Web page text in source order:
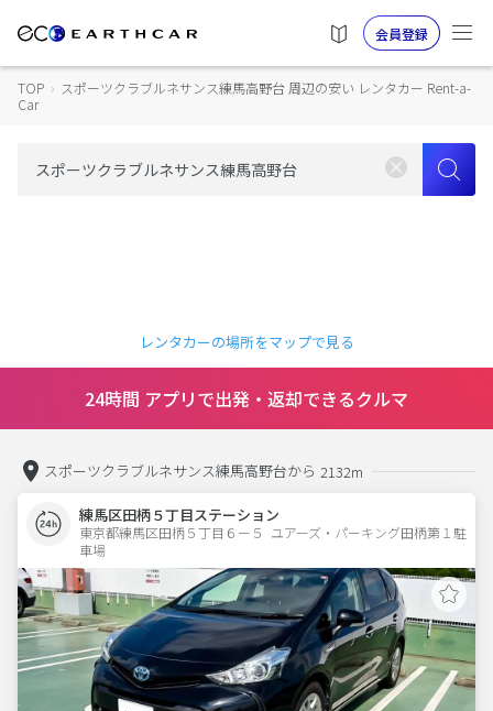
会員登録
TOP › スポーツクラブルネサンス練馬高野台 周辺の安い レンタカー Rent-a-
Car
レンタカーの場所をマップで見る
24時間 アプリで出発・返却できるクルマ
スポーツクラブルネサンス練馬高野台から 2132m
練馬区田柄５丁目ステーション
東京都練馬区田柄５丁目６ー５  ユアーズ・パーキング田柄第１駐
車場